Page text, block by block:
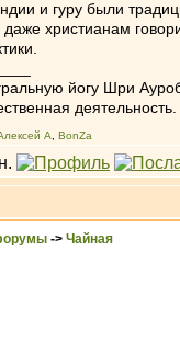
и гуру были
христианам
йогу Шри
деятельность.
А BonZa
-> Чайная